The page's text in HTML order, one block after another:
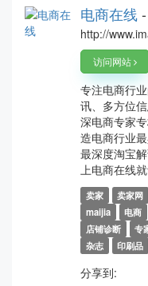
电商在线-
http://
访问网站
专注电商行
讯、多方位
深电商专家
造电商行业
最深度淘宝
上电商在线就
卖家 卖家网
maijia
电商
店铺诊断
专
杂志
印刷品
分享到: